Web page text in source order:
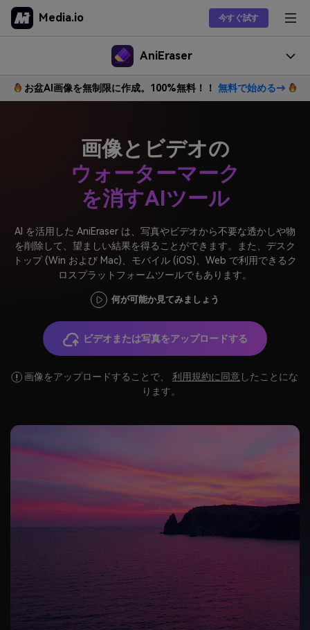
Media.io 今すぐ試す
人気製品
ソリューション
ソーシャルメディア
チュートリアルをもっと見る >
AniEraser
機能
画像・写真から人物を消す
画像・写真から文字を消す
動画から文字を消す
Instagramウォーターマーク消す
動画のウォーターマーク（透かし）を消す
オンラインで写真から影を除去する方法
写真からステッカーを削除する方法
Snapchatからフィルターとステッカーを削除する方法
最高のツール
写真から絵文字を削除する方法
TikTokウォーターマーク除去無料ツール
画像からテキストを削除する方法
パソコン版製品
AniEraser for Mac
オンラインツール
モバイル App
AniEraser for iOS
ダウンロードセンター
お盆AI画像を無制限に作成。100%無料！！ 無料で始める→
画像とビデオの
ウォーターマーク
を消すAIツール
AI を活用した AniEraser は、写真やビデオから不要な透かしや物
を削除して、望ましい結果を得ることができます。また、デスク
トップ (Win および Mac)、モバイル (iOS)、Web で利用できるク
ロスプラットフォームツールでもあります。
何が可能か見てみましょう
ビデオまたは写真をアップロードする
画像をアップロードすることで、 利用規約に同意したことにな
ります。